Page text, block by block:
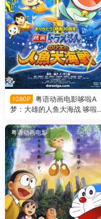
1080P
粤语动画电影哆啦A
梦：大雄的人鱼大海战 哆啦A
粤语版
粤语动画电影